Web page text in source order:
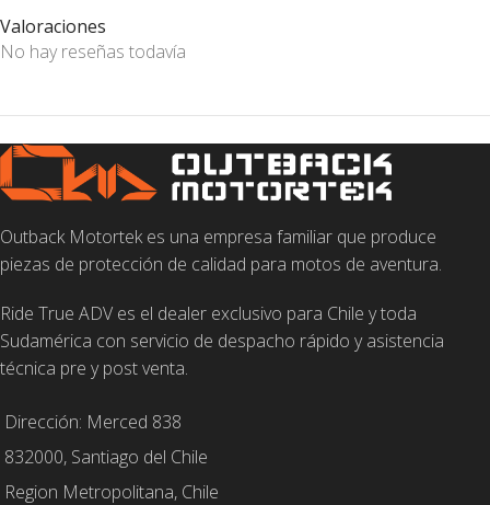
Valoraciones
No hay reseñas todavía
Outback Motortek es una empresa familiar que produce
piezas de protección de calidad para motos de aventura.
Ride True ADV es el dealer exclusivo para Chile y toda
Sudamérica con servicio de despacho rápido y asistencia
técnica pre y post venta.
Dirección: Merced 838
832000, Santiago del Chile
Region Metropolitana, Chile